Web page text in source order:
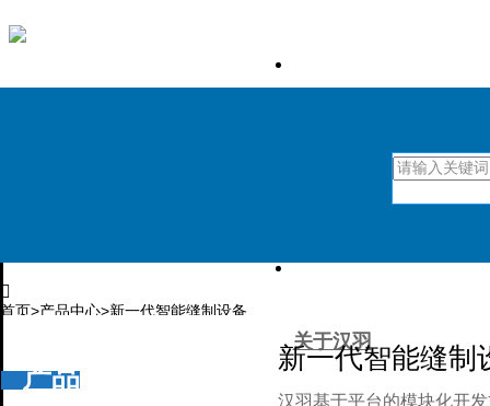
关于汉羽

首页>产品中心>新一代智能缝制设备
产品
汉羽基于平台的模块化开
新一代智能缝制